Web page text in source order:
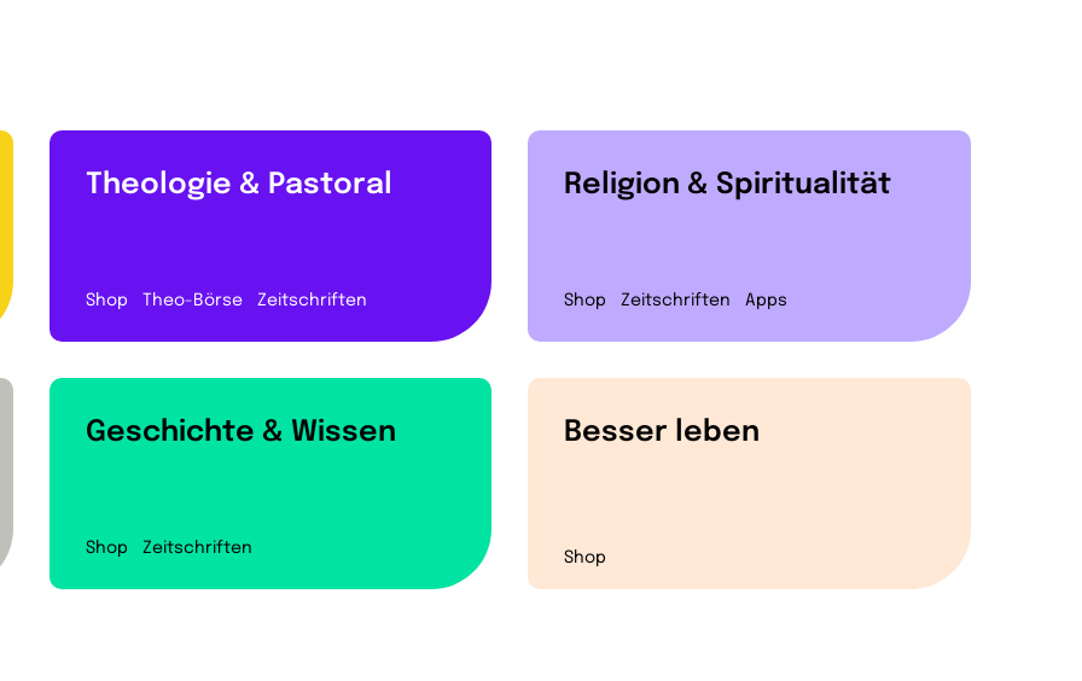
Theologie & Pastoral
Shop Theo-Börse Zeitschriften
Religion & Spiritualität
Shop Zeitschriften Apps
Geschichte & Wissen
Shop Zeitschriften
Besser leben
Shop